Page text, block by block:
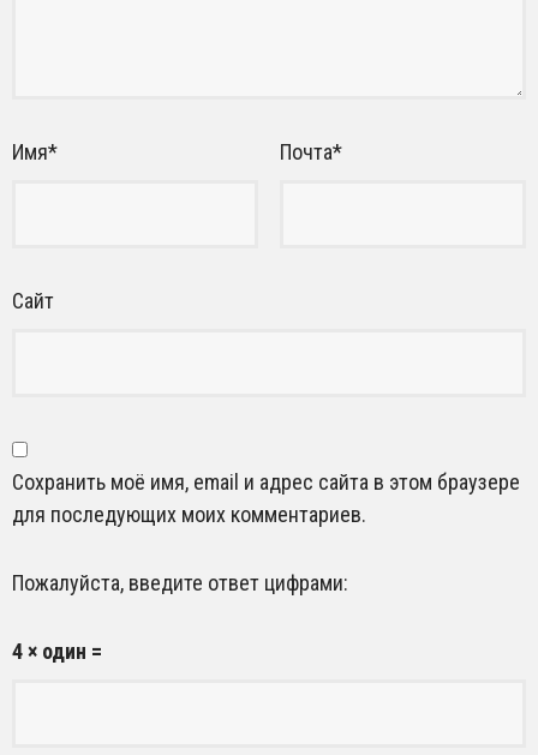
Имя* Почта*
Сайт
Сохранить моё имя, email и адрес сайта в этом браузере
для последующих моих комментариев.
Пожалуйста, введите ответ цифрами:
4 × один =